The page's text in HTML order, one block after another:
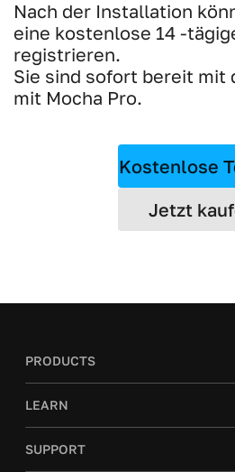
Nach der Installation
eine kostenlose 14 -
registrieren.
Sie sind sofort bereit mit
mit Mocha Pro.
Kostenlose
Jetzt
PRODUCTS
LEARN
SUPPORT